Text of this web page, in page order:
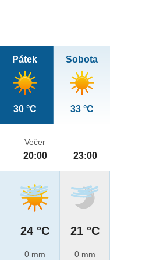
Pátek
30 °C
Sobota
33 °C
Večer
20:00
24 °C
0 mm
23:00
21 °C
0 mm